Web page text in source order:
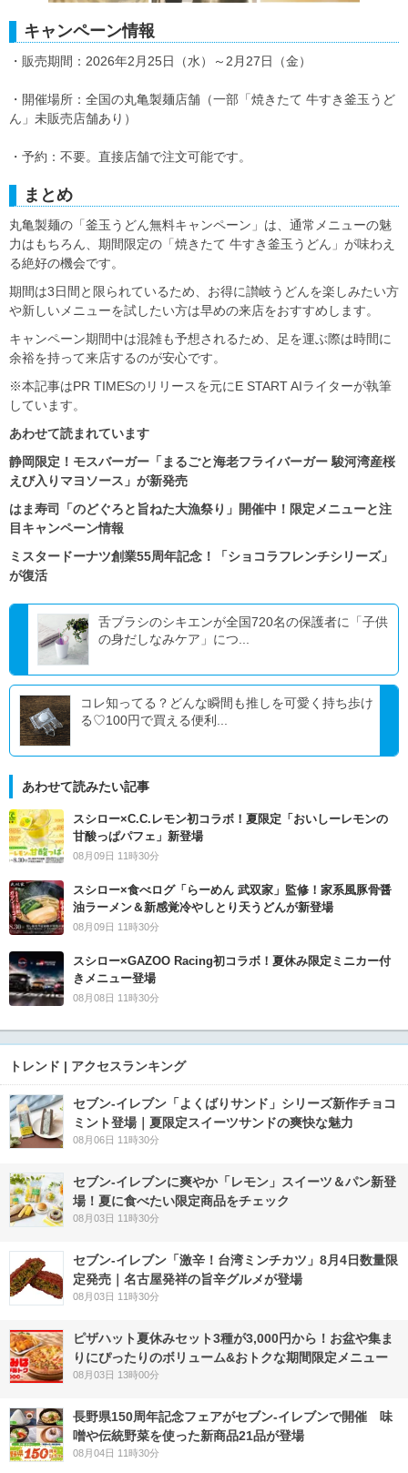
キャンペーン情報
・販売期間：2026年2月25日（水）～2月27日（金）
・開催場所：全国の丸亀製麺店舗（一部「焼きたて 牛すき釜玉うど
ん」未販売店舗あり）
・予約：不要。直接店舗で注文可能です。
まとめ
丸亀製麺の「釜玉うどん無料キャンペーン」は、通常メニューの魅
力はもちろん、期間限定の「焼きたて 牛すき釜玉うどん」が味わえ
る絶好の機会です。
期間は3日間と限られているため、お得に讃岐うどんを楽しみたい方
や新しいメニューを試したい方は早めの来店をおすすめします。
キャンペーン期間中は混雑も予想されるため、足を運ぶ際は時間に
余裕を持って来店するのが安心です。
※本記事はPR TIMESのリリースを元にE START AIライターが執筆
しています。
あわせて読まれています
静岡限定！モスバーガー「まるごと海老フライバーガー 駿河湾産桜
えび入りマヨソース」が新発売
はま寿司「のどぐろと旨ねた大漁祭り」開催中！限定メニューと注
目キャンペーン情報
ミスタードーナツ創業55周年記念！「ショコラフレンチシリーズ」
が復活
舌ブラシのシキエンが全国720名の保護者に「子供
の身だしなみケア」につ...
コレ知ってる？どんな瞬間も推しを可愛く持ち歩け
る♡100円で買える便利...
あわせて読みたい記事
スシロー×C.C.レモン初コラボ！夏限定「おいしーレモンの
甘酸っぱパフェ」新登場
08月09日 11時30分
スシロー×食べログ「らーめん 武双家」監修！家系風豚骨醤
油ラーメン＆新感覚冷やしとり天うどんが新登場
08月09日 11時30分
スシロー×GAZOO Racing初コラボ！夏休み限定ミニカー付
きメニュー登場
08月08日 11時30分
トレンド | アクセスランキング
セブン‐イレブン「よくばりサンド」シリーズ新作チョコ
ミント登場｜夏限定スイーツサンドの爽快な魅力
08月06日 11時30分
セブン‐イレブンに爽やか「レモン」スイーツ＆パン新登
場！夏に食べたい限定商品をチェック
08月03日 11時30分
セブン-イレブン「激辛！台湾ミンチカツ」8月4日数量限
定発売｜名古屋発祥の旨辛グルメが登場
08月03日 11時30分
ピザハット夏休みセット3種が3,000円から！お盆や集ま
りにぴったりのボリューム&おトクな期間限定メニュー
08月03日 13時00分
長野県150周年記念フェアがセブン-イレブンで開催 味
噌や伝統野菜を使った新商品21品が登場
08月04日 11時30分